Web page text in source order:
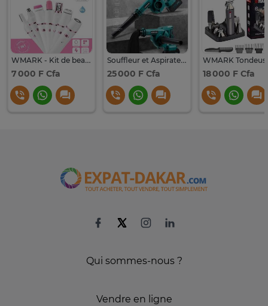
WMARK - Kit de beauté multifonction tout-en-un 7 en 1
7 000 F Cfa
Souffleur et Aspirateur d'air électrique rechargeable 2 en 1
25 000 F Cfa 18 000 F Cfa
Qui sommes-nous ?
Vendre en ligne